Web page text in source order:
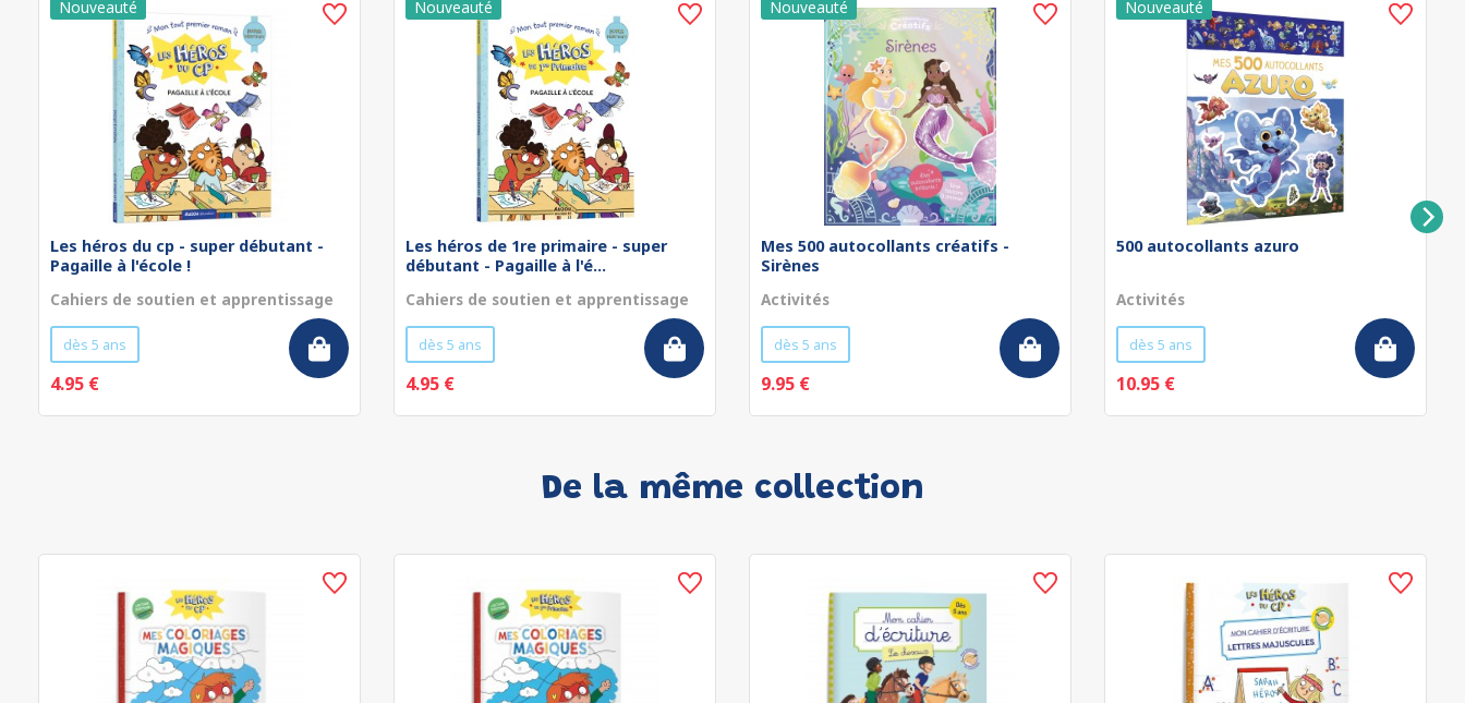
Les héros du cp - super débutant -
Pagaille à l'école !
Cahiers de soutien et apprentissage
dès 5 ans
4.95 €
Les héros de 1re primaire - super
débutant - Pagaille à l'é...
Cahiers de soutien et apprentissage
dès 5 ans
4.95 €
Mes 500 autocollants créatifs -
Sirènes
Activités
dès 5 ans
9.95 €
500 autocollants azuro
Activités
dès 5 ans
10.95 €
De la même collection